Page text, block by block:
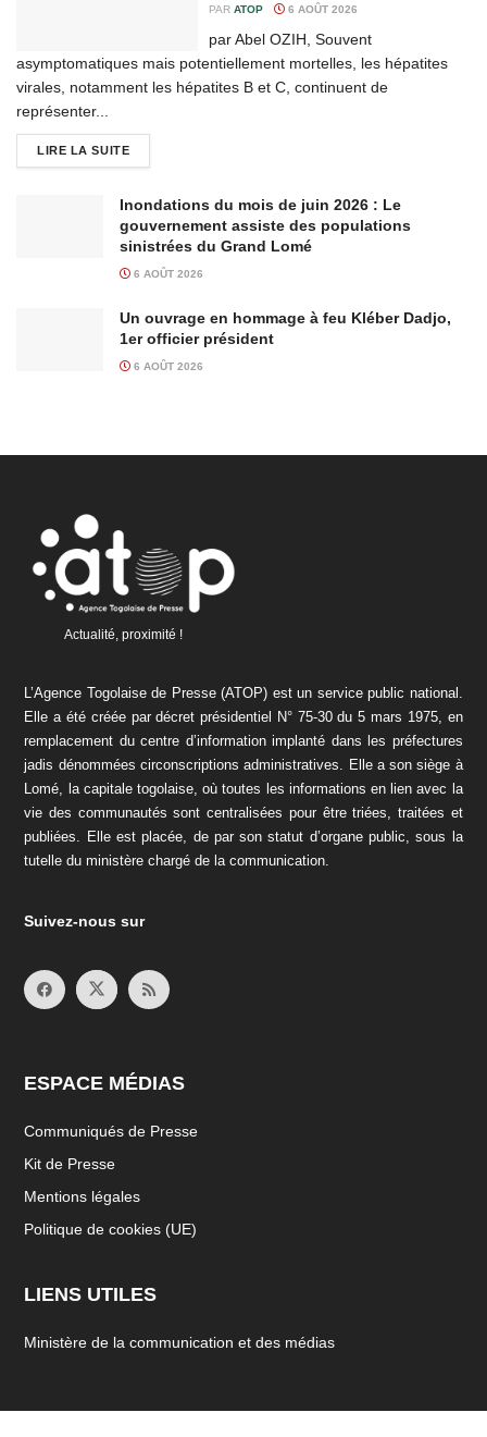
PAR ATOP 6 AOÛT 2026
par Abel OZIH, Souvent
asymptomatiques mais potentiellement mortelles, les hépatites
virales, notamment les hépatites B et C, continuent de
représenter...
LIRE LA SUITE
Inondations du mois de juin 2026 : Le
gouvernement assiste des populations
sinistrées du Grand Lomé
6 AOÛT 2026
Un ouvrage en hommage à feu Kléber Dadjo,
1er officier président
6 AOÛT 2026
Actualité, proximité !
L’Agence Togolaise de Presse (ATOP) est un service public national.
Elle a été créée par décret présidentiel N° 75-30 du 5 mars 1975, en
remplacement du centre d’information implanté dans les préfectures
jadis dénommées circonscriptions administratives. Elle a son siège à
Lomé, la capitale togolaise, où toutes les informations en lien avec la
vie des communautés sont centralisées pour être triées, traitées et
publiées. Elle est placée, de par son statut d’organe public, sous la
tutelle du ministère chargé de la communication.
Suivez-nous sur
ESPACE MÉDIAS
Communiqués de Presse
Kit de Presse
Mentions légales
Politique de cookies (UE)
LIENS UTILES
Ministère de la communication et des médias